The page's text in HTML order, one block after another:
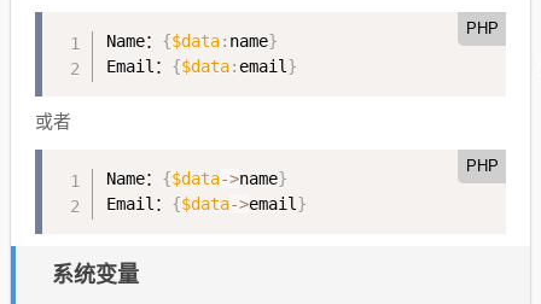
PHP
Name： {$data: name}
Email： {$data: email }
或者
PHP
Name： {$data->name}
Email： {$data->email }
系统变量